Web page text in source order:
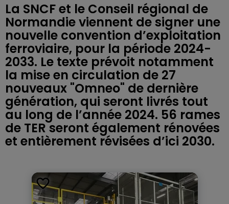
La SNCF et le Conseil régional de
Normandie viennent de signer une
nouvelle convention d’exploitation
ferroviaire, pour la période 2024-
2033. Le texte prévoit notamment
la mise en circulation de 27
nouveaux "Omneo" de dernière
génération, qui seront livrés tout
au long de l’année 2024. 56 rames
de TER seront également rénovées
et entièrement révisées d’ici 2030.